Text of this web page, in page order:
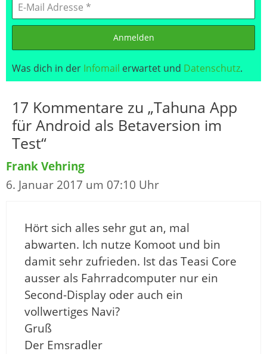
Anmelden
Was dich in der Infomail erwartet und Datenschutz.
17 Kommentare zu „Tahuna App
für Android als Betaversion im
Test“
Frank Vehring
6. Januar 2017 um 07:10 Uhr
Hört sich alles sehr gut an, mal
abwarten. Ich nutze Komoot und bin
damit sehr zufrieden. Ist das Teasi Core
ausser als Fahrradcomputer nur ein
Second-Display oder auch ein
vollwertiges Navi?
Gruß
Der Emsradler